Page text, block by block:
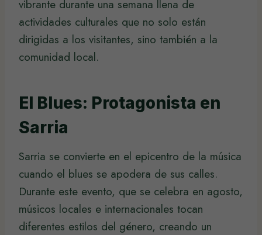
vibrante durante una semana llena de
actividades culturales que no solo están
dirigidas a los visitantes, sino también a la
comunidad local.
El Blues: Protagonista en
Sarria
Sarria se convierte en el epicentro de la música
cuando el blues se apodera de sus calles.
Durante este evento, que se celebra en agosto,
músicos locales e internacionales tocan
diferentes estilos del género, creando un